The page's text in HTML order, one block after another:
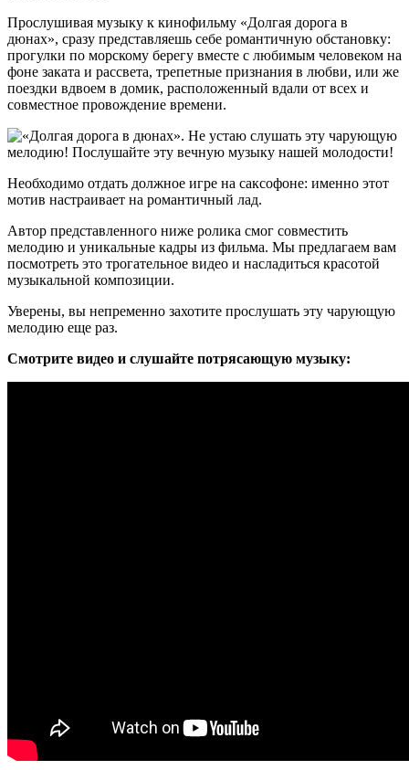
Прослушивая музыку к кинофильму «Долгая дорога в
дюнах», сразу представляешь себе романтичную обстановку:
прогулки по морскому берегу вместе с любимым человеком на
фоне заката и рассвета, трепетные признания в любви, или же
поездки вдвоем в домик, расположенный вдали от всех и
совместное провождение времени.
Необходимо отдать должное игре на саксофоне: именно этот
мотив настраивает на романтичный лад.
Автор представленного ниже ролика смог совместить
мелодию и уникальные кадры из фильма. Мы предлагаем вам
посмотреть это трогательное видео и насладиться красотой
музыкальной композиции.
Уверены, вы непременно захотите прослушать эту чарующую
мелодию еще раз.
Смотрите видео и слушайте потрясающую музыку: